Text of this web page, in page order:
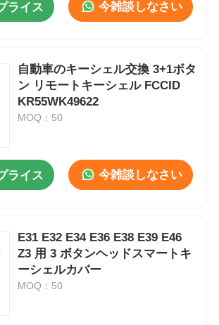
ライス 今雑談しなさい
自動車のキーシェル交換 3+1ボタ
ン リモートキーシェル FCCID
KR55WK49622
MOQ：50
ライス 今雑談しなさい
E31 E32 E34 E36 E38 E39 E46
Z3 用 3 ボタンヘッドスマートキ
ーシェルカバー
MOQ：50